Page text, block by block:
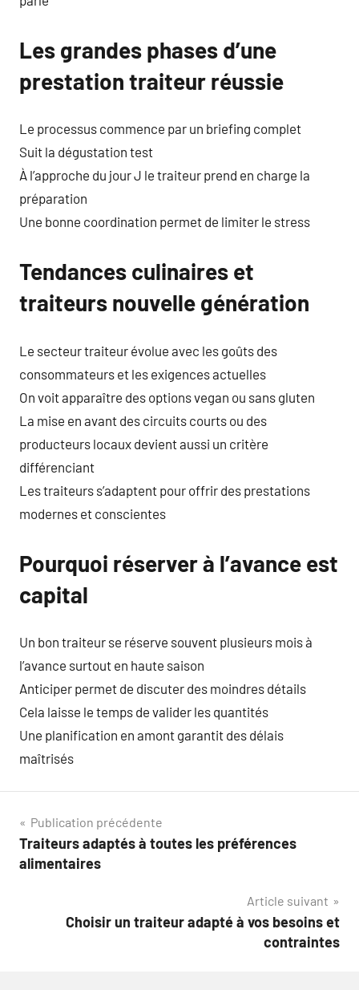
Les grandes phases d’une
prestation traiteur réussie
Le processus commence par un briefing complet
Suit la dégustation test
À l’approche du jour J le traiteur prend en charge la
préparation
Une bonne coordination permet de limiter le stress
Tendances culinaires et
traiteurs nouvelle génération
Le secteur traiteur évolue avec les goûts des
consommateurs et les exigences actuelles
On voit apparaître des options vegan ou sans gluten
La mise en avant des circuits courts ou des
producteurs locaux devient aussi un critère
différenciant
Les traiteurs s’adaptent pour offrir des prestations
modernes et conscientes
Pourquoi réserver à l’avance est
capital
Un bon traiteur se réserve souvent plusieurs mois à
l’avance surtout en haute saison
Anticiper permet de discuter des moindres détails
Cela laisse le temps de valider les quantités
Une planification en amont garantit des délais
maîtrisés
Navigation
de
Publication précédente
Traiteurs adaptés à toutes les préférences
alimentaires
Article suivant
Choisir un traiteur adapté à vos besoins et
contraintes